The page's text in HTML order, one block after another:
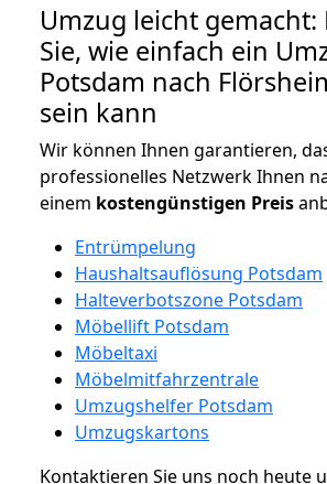
Umzug leicht gemacht:
Sie, wie einfach ein
Potsdam nach
sein kann
Wir können Ihnen garantieren,
professionelles Netzwerk Ihnen
einem kostengünstigen Preis
Entrümpelung
Haushaltsauflösung Potsdam
Halteverbotszone Potsdam
Möbellift Potsdam
Möbeltaxi
Möbelmitfahrzentrale
Umzugshelfer Potsdam
Umzugskartons
Kontaktieren Sie uns noch heute